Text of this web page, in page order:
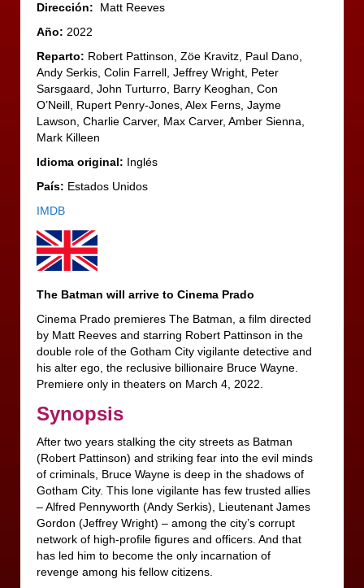
Dirección: Matt Reeves
Año: 2022
Reparto: Robert Pattinson, Zöe Kravitz, Paul Dano,
Andy Serkis, Colin Farrell, Jeffrey Wright, Peter
Sarsgaard, John Turturro, Barry Keoghan, Con
O’Neill, Rupert Penry-Jones, Alex Ferns, Jayme
Lawson, Charlie Carver, Max Carver, Amber Sienna,
Mark Killeen
Idioma original: Inglés
País: Estados Unidos
IMDB
The Batman will arrive to Cinema Prado
Cinema Prado premieres The Batman, a film directed
by Matt Reeves and starring Robert Pattinson in the
double role of the Gotham City vigilante detective and
his alter ego, the reclusive billionaire Bruce Wayne.
Premiere only in theaters on March 4, 2022.
Synopsis
After two years stalking the city streets as Batman
(Robert Pattinson) and striking fear into the evil minds
of criminals, Bruce Wayne is deep in the shadows of
Gotham City. This lone vigilante has few trusted allies
– Alfred Pennyworth (Andy Serkis), Lieutenant James
Gordon (Jeffrey Wright) – among the city’s corrupt
network of high-profile figures and officers. And that
has led him to become the only incarnation of
revenge among his fellow citizens.